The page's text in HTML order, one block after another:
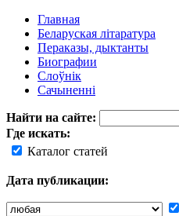
Главная
Беларуская літаратура
Пераказы, дыктанты
Биографии
Слоўнік
Сачыненні
Найти на сайте:
Где искать:
Каталог статей
Дата публикации: